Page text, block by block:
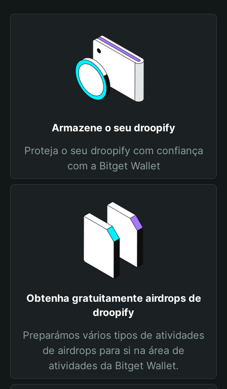
Armazene o seu droopify
Proteja o seu droopify com confiança
com a Bitget Wallet
Obtenha gratuitamente airdrops de
droopify
Preparámos vários tipos de atividades
de airdrops para si na área de
atividades da Bitget Wallet.